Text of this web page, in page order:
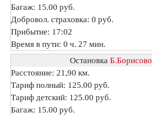
Багаж: 15.00 руб.
Добровол. страховка: 0 руб.
Прибытие: 17:02
Время в пути: 0 ч. 27 мин.
Остановка Б.Борисово
Расстояние: 21,90 км.
Тариф полный: 125.00 руб.
Тариф детский: 125.00 руб.
Багаж: 15.00 руб.